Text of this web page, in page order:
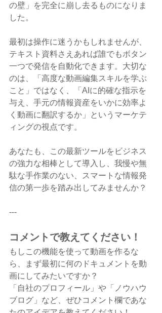
の壁」を完全に崩し去るものになりま
した。
最初は操作に迷うかもしれませんが、
テキスト資料さえあれば誰でもボタン
一つで発信を自動化できます。大切な
のは、「高度な動画編集スキルを学ぶ
こと」ではなく、「AIに的確な指示を
与え、手元の情報資産をいかに効率よ
く動画に翻訳するか」というマーケテ
ィングの視点です。
あなたも、この最新ツールをビジネス
の強力な相棒として導入し、我慢や無
駄な手作業のない、スマートな情報発
信の第一歩を踏み出してみませんか？
---
コメントで教えてください！
もしこの機能を使って動画を作るな
ら、まず最初に何のドキュメントを動
画にしてみたいですか？
「自社のプロフィール」や「ノウハウ
ブログ」など、ぜひコメント欄であな